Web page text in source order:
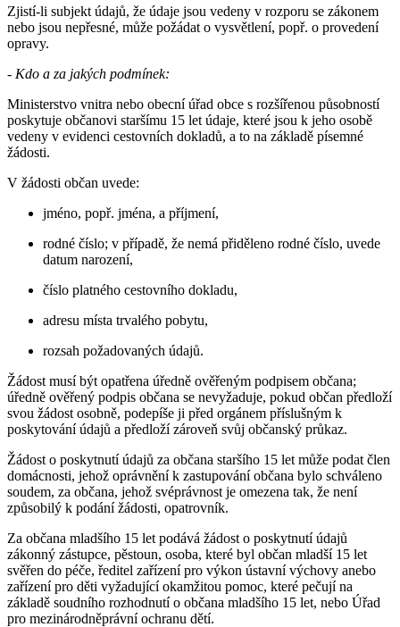
Zjistí-li subjekt údajů, že údaje jsou vedeny v rozporu se zákonem
nebo jsou nepřesné, může požádat o vysvětlení, popř. o provedení
opravy.
- Kdo a za jakých podmínek:
Ministerstvo vnitra nebo obecní úřad obce s rozšířenou působností
poskytuje občanovi staršímu 15 let údaje, které jsou k jeho osobě
vedeny v evidenci cestovních dokladů, a to na základě písemné
žádosti.
V žádosti občan uvede:
jméno, popř. jména, a příjmení,
rodné číslo; v případě, že nemá přiděleno rodné číslo, uvede
datum narození,
číslo platného cestovního dokladu,
adresu místa trvalého pobytu,
rozsah požadovaných údajů.
Žádost musí být opatřena úředně ověřeným podpisem občana;
úředně ověřený podpis občana se nevyžaduje, pokud občan předloží
svou žádost osobně, podepíše ji před orgánem příslušným k
poskytování údajů a předloží zároveň svůj občanský průkaz.
Žádost o poskytnutí údajů za občana staršího 15 let může podat člen
domácnosti, jehož oprávnění k zastupování občana bylo schváleno
soudem, za občana, jehož svéprávnost je omezena tak, že není
způsobilý k podání žádosti, opatrovník.
Za občana mladšího 15 let podává žádost o poskytnutí údajů
zákonný zástupce, pěstoun, osoba, které byl občan mladší 15 let
svěřen do péče, ředitel zařízení pro výkon ústavní výchovy anebo
zařízení pro děti vyžadující okamžitou pomoc, které pečují na
základě soudního rozhodnutí o občana mladšího 15 let, nebo Úřad
pro mezinárodněprávní ochranu dětí.